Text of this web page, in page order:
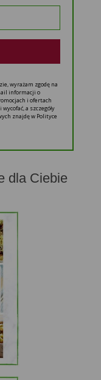
wyrażam zgodę na
informacji o
i ofertach
a szczegóły
znajdę w Polityce
dla Ciebie